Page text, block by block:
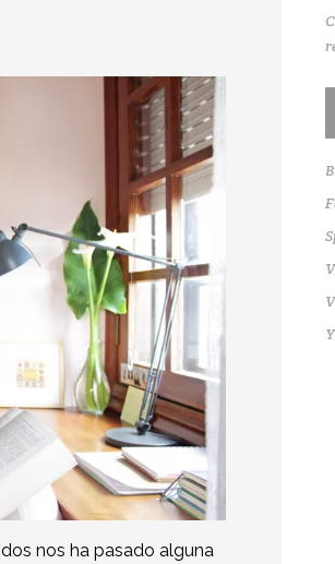
nos ha pasado alguna